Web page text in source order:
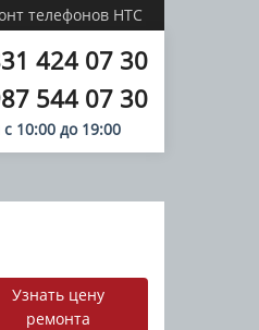
телефонов HTC
424 07 30
544 07 30
с 10:00 до 19:00
Узнать цену
ремонта